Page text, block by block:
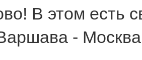
В этом есть
-